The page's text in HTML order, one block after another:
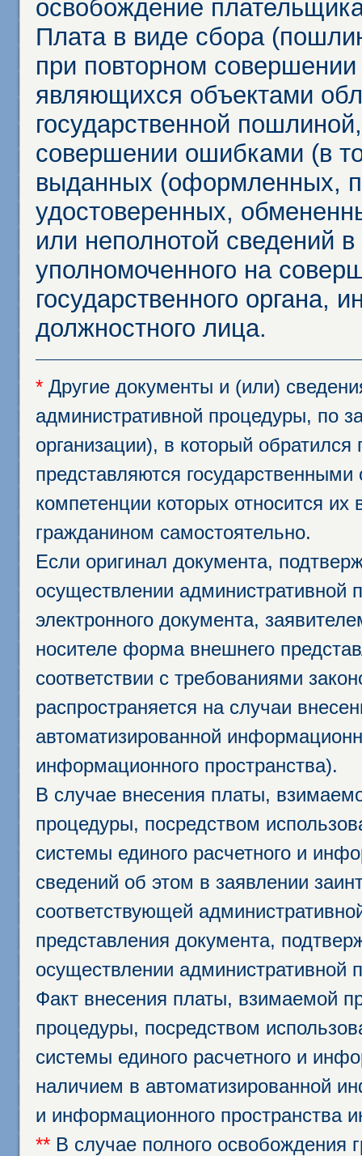
освобождение
Плата в виде сбора
при повторном
являющихся объектами
государственной
совершении ошибками (в
выданных (оформленных,
удостоверенных,
или неполнотой сведений
уполномоченного на
государственного органа,
должностного лица.
* Другие документы и (или)
административной процедуры, по
организации), в который
представляются
компетенции которых относится
гражданином самостоятельно.
Если оригинал документа,
осуществлении административной
электронного документа,
носителе форма внешнего
соответствии с требованиями
распространяется на случаи
автоматизированной
информационного пространства).
В случае внесения платы,
процедуры, посредством
системы единого расчетного и
сведений об этом в заявлении
соответствующей
представления документа,
осуществлении административной
Факт внесения платы, взимаемой
процедуры, посредством
системы единого расчетного и
наличием в автоматизированной
и информационного пространства
** В случае полного освобождения